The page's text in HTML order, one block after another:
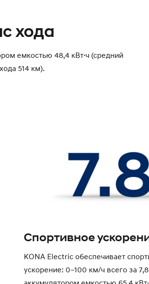
хода
емкостью 48,4 кВт·ч (средний
514 км).
Спортивное
KONA Electric обеспечивает
ускорение: 0–100 км/ч всего за